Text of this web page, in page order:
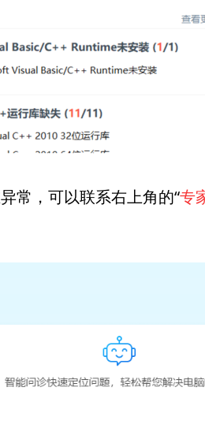
常，可以联系右上角的“专